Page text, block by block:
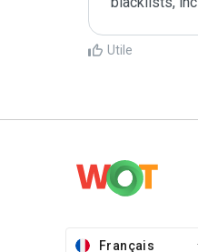
Utile
Français